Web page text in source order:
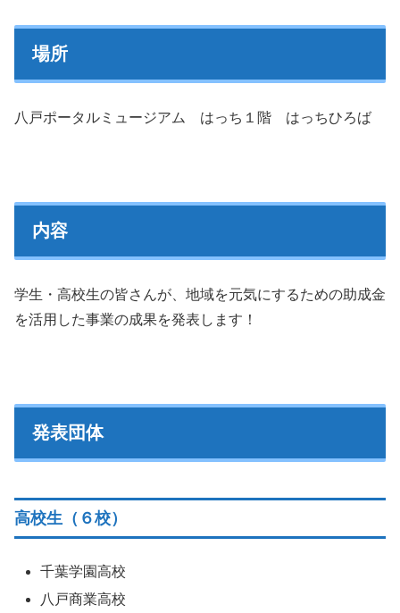
場所
八戸ポータルミュージアム はっち１階 はっちひろば
内容
学生・高校生の皆さんが、地域を元気にするための助成金
を活用した事業の成果を発表します！
発表団体
高校生（６校）
千葉学園高校
八戸商業高校